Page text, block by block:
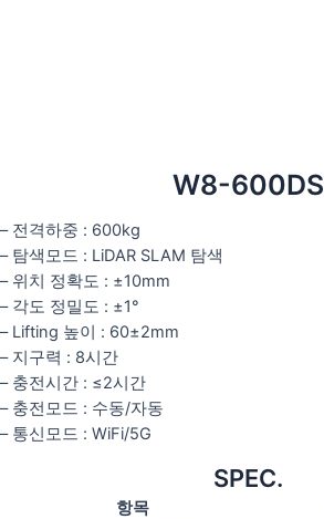
W8-600DS
– 전격하중 : 600kg
– 탐색모드 : LiDAR SLAM 탐색
– 위치 정확도 : ±10mm
– 각도 정밀도 : ±1°
– Lifting 높이 : 60±2mm
– 지구력 : 8시간
– 충전시간 : ≤2시간
– 충전모드 : 수동/자동
– 통신모드 : WiFi/5G
SPEC.
항목